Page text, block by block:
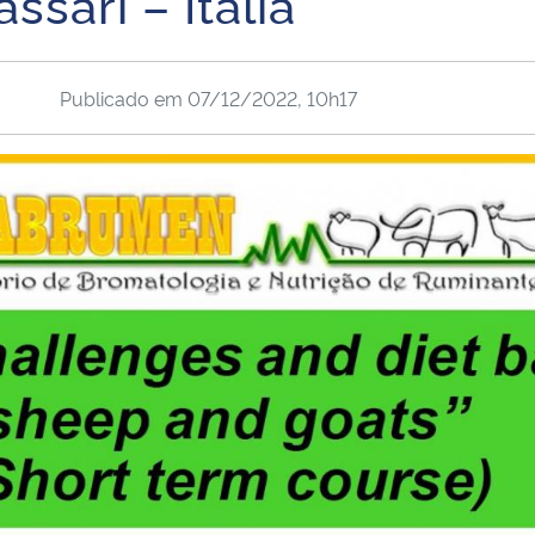
Publicado em 07/12/2022, 10h17